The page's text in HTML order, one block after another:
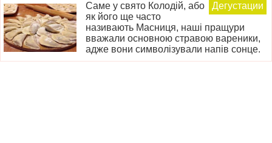
Дегустации
Саме у свято Колодій, або
як його ще часто
називають Масниця, наші пращури
вважали основною стравою вареники,
адже вони символізували напів сонце.